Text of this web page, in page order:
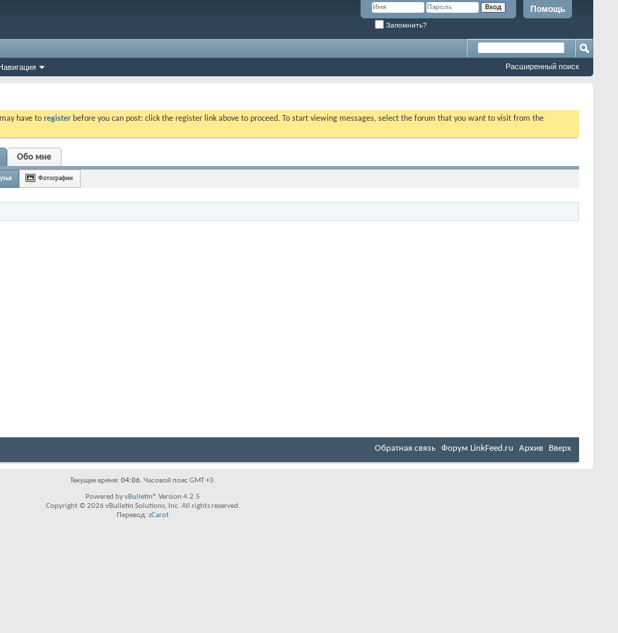
Помощь
Запомнить?
Расширенный поиск
have to register before you can post: click the register link above to proceed. To start viewing messages, select the forum that you want to visit from the
Обо мне
Фотографии
Обратная связь Форум LinkFeed.ru Архив Вверх
Текущее время: 04:06. Часовой пояс GMT +3.
Powered byvBulletin® Version 4.2.5
Copyright © 2026 vBulletin Solutions, Inc. All rights reserved.
Перевод: zCarot